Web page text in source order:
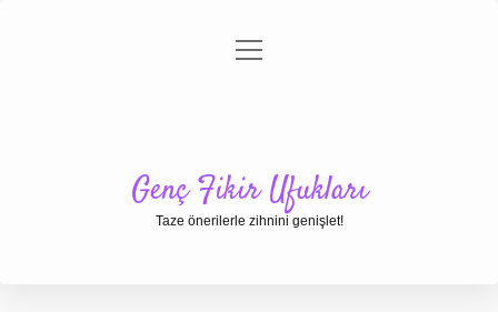
Gizlilik Politikası
menüyü
Genç Fikir Ufukları
Taze önerilerle zihnini genişlet!